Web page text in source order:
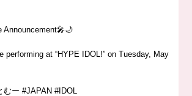
Announcement🎤🌙
performing at “HYPE IDOL!” on Tuesday, May
むー #JAPAN #IDOL